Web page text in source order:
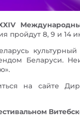
пройдут 8, 9 и 14
Беларуси.
на сайте